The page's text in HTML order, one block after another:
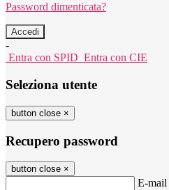
Password dimenticata?
-
Entra con SPID Entra con CIE
Seleziona utente
button close ×
Recupero password
button close ×
E-mail